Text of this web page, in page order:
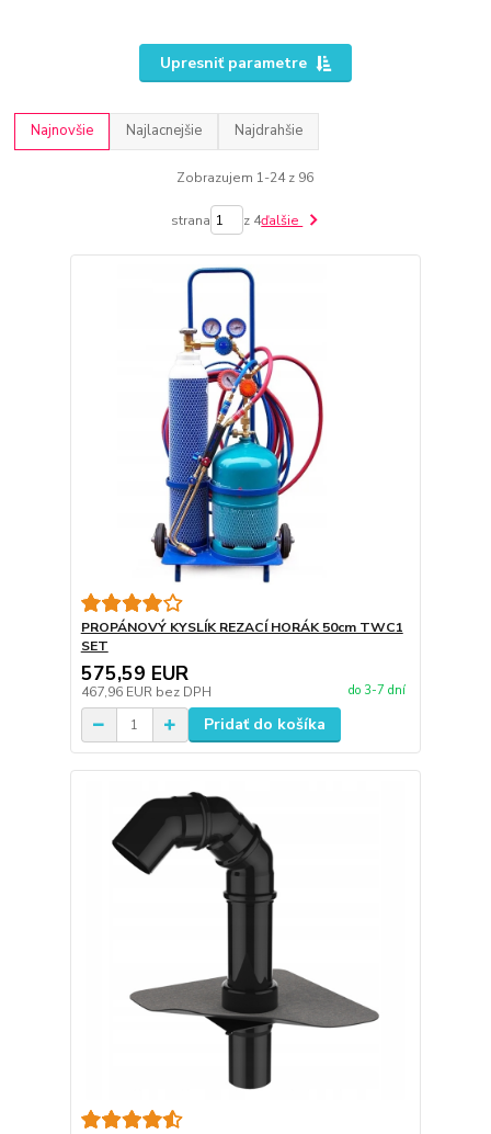
Upresniť parametre
Najnovšie Najlacnejšie Najdrahšie
Zobrazujem 1-24 z 96
strana z 4ďalšie
PROPÁNOVÝ KYSLÍK REZACÍ HORÁK 50cm TWC1
SET
575,59 EUR
467,96 EUR bez DPH do 3-7 dní
Pridať do košíka